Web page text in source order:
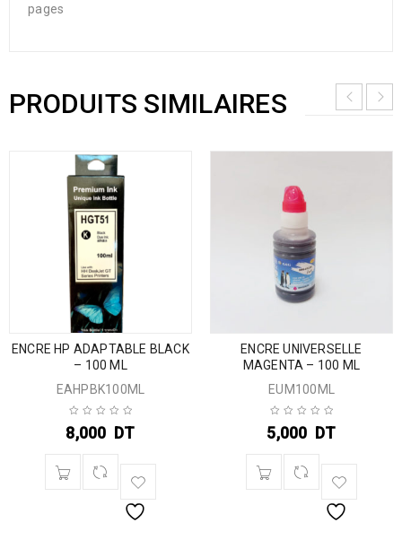
pages
PRODUITS SIMILAIRES
ENCRE HP ADAPTABLE BLACK
– 100 ML
EAHPBK100ML
8,000 DT
ENCRE UNIVERSELLE
MAGENTA – 100 ML
EUM100ML
5,000 DT